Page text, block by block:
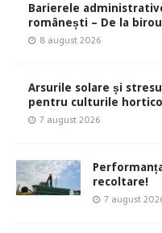
Barierele
românești – De la
8 august 2026
Arsurile solare și
pentru culturile
7 august 2026
recoltare!
7 august